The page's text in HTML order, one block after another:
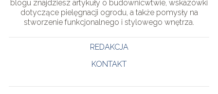
blogu znajdziesz artykuły o budownicwtwie, wskazówki
dotyczące pielęgnacji ogrodu, a także pomysły na
stworzenie funkcjonalnego i stylowego wnętrza.
REDAKCJA
KONTAKT